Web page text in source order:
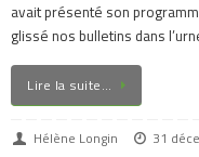
avait présenté son
glissé nos bulletins dans
Lire la suite…
Hélène Longin 31